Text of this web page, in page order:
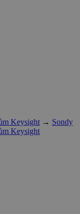
Keysight→ Sondy
Keysight